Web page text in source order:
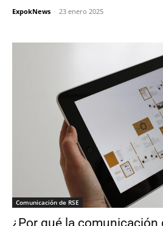
ExpokNews - 23 enero 2025
Comunicación de RSE
¿Por qué la comunicación